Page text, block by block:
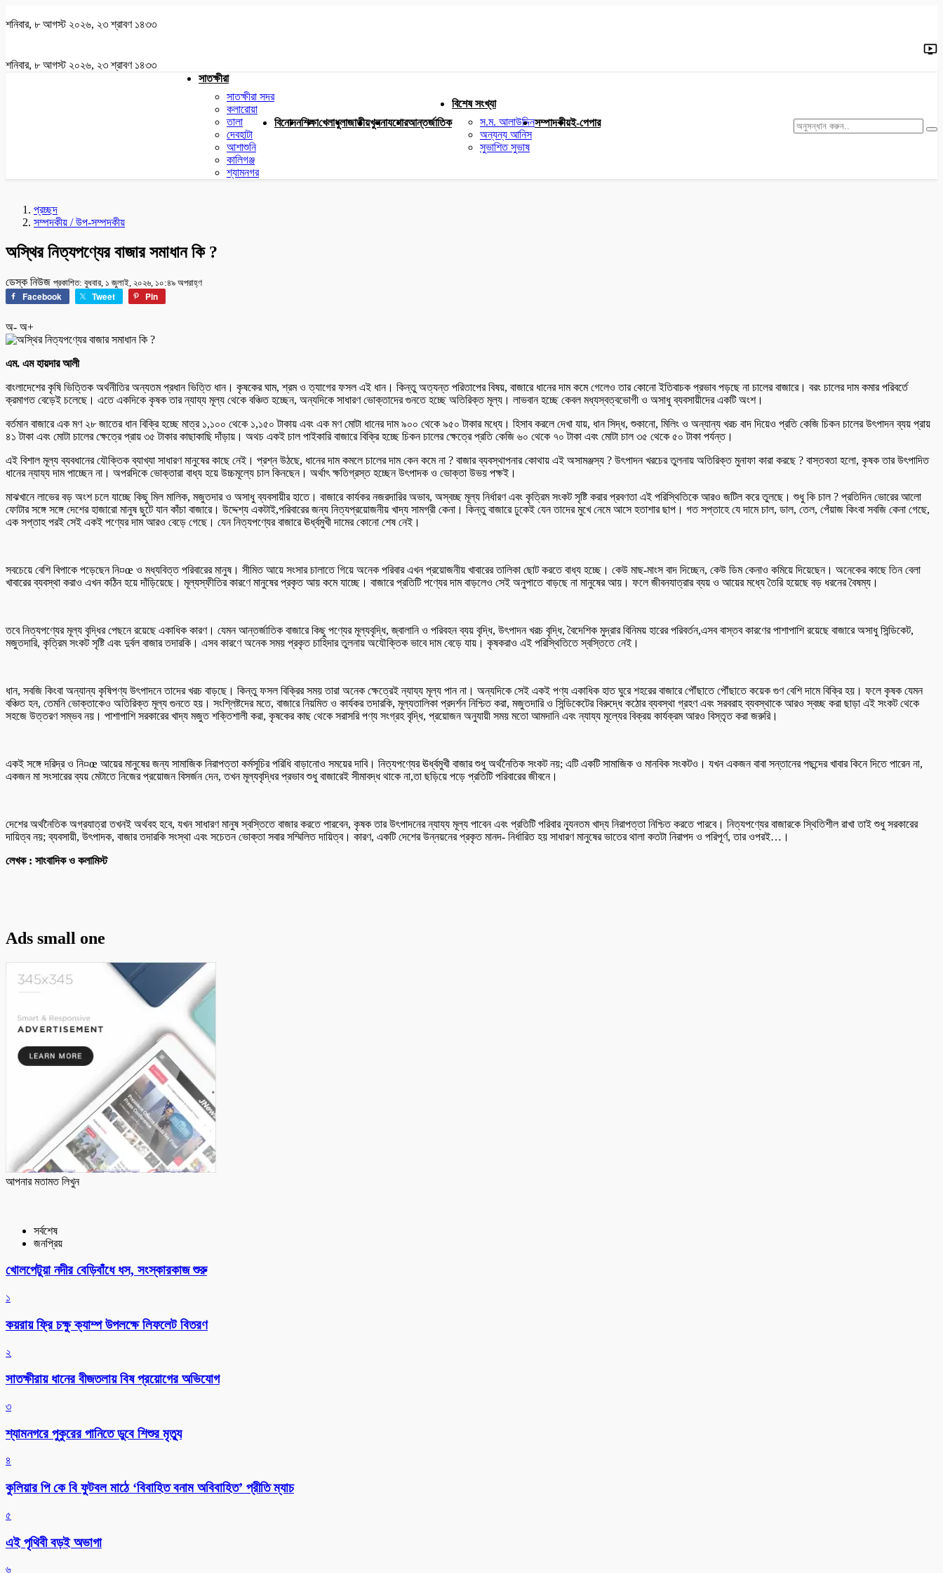
শনিবার, ৮ আগস্ট ২০২৬, ২৩ শ্রাবণ ১৪৩৩
শনিবার, ৮ আগস্ট ২০২৬, ২৩ শ্রাবণ ১৪৩৩
সাতক্ষীরা
সাতক্ষীরা সদর
কলারোয়া
তালা
দেবহাটা
আশাশুনি
কালিগঞ্জ
শ্যামনগর
বিনোদনশিক্ষাখেলাধুলাজাতীয়খুলনাযশোরআন্তর্জাতিক
বিশেষ সংখ্যা
স.ম. আলাউদ্দিন
অন্যন্য আনিস
সুভাশিত সুভাষ
সম্পাদকীয়ই-পেপার
প্রচ্ছদ
সম্পদকীয় / উপ-সম্পদকীয়
অস্থির নিত্যপণ্যের বাজার সমাধান কি ?
ডেস্ক নিউজ প্রকাশিত: বুধবার, ১ জুলাই, ২০২৬, ১০:৪৯ অপরাহ্ণ
Facebook Tweet Pin
অ- অ+
এম. এম হায়দার আলী
বাংলাদেশের কৃষি ভিত্তিক অর্থনীতির অন্যতম প্রধান ভিত্তি ধান। কৃষকের ঘাম, শ্রম ও ত্যাগের ফসল এই ধান। কিন্তু অত্যন্ত পরিতাপের বিষয়, বাজারে ধানের দাম কমে গেলেও তার কোনো ইতিবাচক প্রভাব পড়ছে না চালের বাজারে। বরং চালের দাম কমার পরিবর্তে
ক্রমাগত বেড়েই চলেছে। এতে একদিকে কৃষক তার ন্যায্য মূল্য থেকে বঞ্চিত হচ্ছেন, অন্যদিকে সাধারণ ভোক্তাদের গুনতে হচ্ছে অতিরিক্ত মূল্য। লাভবান হচ্ছে কেবল মধ্যস্বত্বভোগী ও অসাধু ব্যবসায়ীদের একটি অংশ।
বর্তমান বাজারে এক মণ ২৮ জাতের ধান বিক্রি হচ্ছে মাত্র ১,১০০ থেকে ১,১৫০ টাকায় এবং এক মণ মোটা ধানের দাম ৯০০ থেকে ৯৫০ টাকার মধ্যে। হিসাব করলে দেখা যায়, ধান সিদ্ধ, শুকানো, মিলিং ও অন্যান্য খরচ বাদ দিয়েও প্রতি কেজি চিকন চালের উৎপাদন ব্যয় প্রায়
৪১ টাকা এবং মোটা চালের ক্ষেত্রে প্রায় ৩৫ টাকার কাছাকাছি দাঁড়ায়। অথচ একই চাল পাইকারি বাজারে বিক্রি হচ্ছে চিকন চালের ক্ষেত্রে প্রতি কেজি ৬০ থেকে ৭০ টাকা এবং মোটা চাল ৩৫ থেকে ৫০ টাকা পর্যন্ত।
এই বিশাল মূল্য ব্যবধানের যৌক্তিক ব্যাখ্যা সাধারণ মানুষের কাছে নেই। প্রশ্ন উঠছে, ধানের দাম কমলে চালের দাম কেন কমে না ? বাজার ব্যবস্থাপনার কোথায় এই অসামঞ্জস্য ? উৎপাদন খরচের তুলনায় অতিরিক্ত মুনাফা কারা করছে ? বাস্তবতা হলো, কৃষক তার উৎপাদিত
ধানের ন্যায্য দাম পাচ্ছেন না। অপরদিকে ভোক্তারা বাধ্য হয়ে উচ্চমূল্যে চাল কিনছেন। অর্থাৎ ক্ষতিগ্রস্ত হচ্ছেন উৎপাদক ও ভোক্তা উভয় পক্ষই।
মাঝখানে লাভের বড় অংশ চলে যাচ্ছে কিছু মিল মালিক, মজুতদার ও অসাধু ব্যবসায়ীর হাতে। বাজারে কার্যকর নজরদারির অভাব, অস্বচ্ছ মূল্য নির্ধারণ এবং কৃত্রিম সংকট সৃষ্টি করার প্রবণতা এই পরিস্থিতিকে আরও জটিল করে তুলছে। শুধু কি চাল ? প্রতিদিন ভোরের আলো
ফোটার সঙ্গে সঙ্গে দেশের হাজারো মানুষ ছুটে যান কাঁচা বাজারে। উদ্দেশ্য একটাই,পরিবারের জন্য নিত্যপ্রয়োজনীয় খাদ্য সামগ্রী কেনা। কিন্তু বাজারে ঢুকেই যেন তাদের মুখে নেমে আসে হতাশার ছাপ। গত সপ্তাহে যে দামে চাল, ডাল, তেল, পেঁয়াজ কিংবা সবজি কেনা গেছে,
এক সপ্তাহ পরই সেই একই পণ্যের দাম আরও বেড়ে গেছে। যেন নিত্যপণ্যের বাজারে ঊর্ধ্বমুখী দামের কোনো শেষ নেই।
সবচেয়ে বেশি বিপাকে পড়েছেন নি¤œ ও মধ্যবিত্ত পরিবারের মানুষ। সীমিত আয়ে সংসার চালাতে গিয়ে অনেক পরিবার এখন প্রয়োজনীয় খাবারের তালিকা ছোট করতে বাধ্য হচ্ছে। কেউ মাছ-মাংস বাদ দিচ্ছেন, কেউ ডিম কেনাও কমিয়ে দিয়েছেন। অনেকের কাছে তিন বেলা
খাবারের ব্যবস্থা করাও এখন কঠিন হয়ে দাঁড়িয়েছে। মূল্যস্ফীতির কারণে মানুষের প্রকৃত আয় কমে যাচ্ছে। বাজারে প্রতিটি পণ্যের দাম বাড়লেও সেই অনুপাতে বাড়ছে না মানুষের আয়। ফলে জীবনযাত্রার ব্যয় ও আয়ের মধ্যে তৈরি হয়েছে বড় ধরনের বৈষম্য।
তবে নিত্যপণ্যের মূল্য বৃদ্ধির পেছনে রয়েছে একাধিক কারণ। যেমন আন্তর্জাতিক বাজারে কিছু পণ্যের মূল্যবৃদ্ধি, জ্বালানি ও পরিবহন ব্যয় বৃদ্ধি, উৎপাদন খরচ বৃদ্ধি, বৈদেশিক মুদ্রার বিনিময় হারের পরিবর্তন,এসব বাস্তব কারণের পাশাপাশি রয়েছে বাজারে অসাধু সিন্ডিকেট,
মজুতদারি, কৃত্রিম সংকট সৃষ্টি এবং দুর্বল বাজার তদারকি। এসব কারণে অনেক সময় প্রকৃত চাহিদার তুলনায় অযৌক্তিক ভাবে দাম বেড়ে যায়। কৃষকরাও এই পরিস্থিতিতে স্বস্তিতে নেই।
ধান, সবজি কিংবা অন্যান্য কৃষিপণ্য উৎপাদনে তাদের খরচ বাড়ছে। কিন্তু ফসল বিক্রির সময় তারা অনেক ক্ষেত্রেই ন্যায্য মূল্য পান না। অন্যদিকে সেই একই পণ্য একাধিক হাত ঘুরে শহরের বাজারে পৌঁছাতে পৌঁছাতে কয়েক গুণ বেশি দামে বিক্রি হয়। ফলে কৃষক যেমন
বঞ্চিত হন, তেমনি ভোক্তাকেও অতিরিক্ত মূল্য গুনতে হয়। সংশ্লিষ্টদের মতে, বাজারে নিয়মিত ও কার্যকর তদারকি, মূল্যতালিকা প্রদর্শন নিশ্চিত করা, মজুতদারি ও সিন্ডিকেটের বিরুদ্ধে কঠোর ব্যবস্থা গ্রহণ এবং সরবরাহ ব্যবস্থাকে আরও স্বচ্ছ করা ছাড়া এই সংকট থেকে
সহজে উত্তরণ সম্ভব নয়। পাশাপাশি সরকারের খাদ্য মজুত শক্তিশালী করা, কৃষকের কাছ থেকে সরাসরি পণ্য সংগ্রহ বৃদ্ধি, প্রয়োজন অনুযায়ী সময় মতো আমদানি এবং ন্যায্য মূল্যের বিক্রয় কার্যক্রম আরও বিস্তৃত করা জরুরি।
একই সঙ্গে দরিদ্র ও নি¤œ আয়ের মানুষের জন্য সামাজিক নিরাপত্তা কর্মসূচির পরিধি বাড়ানোও সময়ের দাবি। নিত্যপণ্যের ঊর্ধ্বমুখী বাজার শুধু অর্থনৈতিক সংকট নয়; এটি একটি সামাজিক ও মানবিক সংকটও। যখন একজন বাবা সন্তানের পছন্দের খাবার কিনে দিতে পারেন না,
একজন মা সংসারের ব্যয় মেটাতে নিজের প্রয়োজন বিসর্জন দেন, তখন মূল্যবৃদ্ধির প্রভাব শুধু বাজারেই সীমাবদ্ধ থাকে না,তা ছড়িয়ে পড়ে প্রতিটি পরিবারের জীবনে।
দেশের অর্থনৈতিক অগ্রযাত্রা তখনই অর্থবহ হবে, যখন সাধারণ মানুষ স্বস্তিতে বাজার করতে পারবেন, কৃষক তার উৎপাদনের ন্যায্য মূল্য পাবেন এবং প্রতিটি পরিবার ন্যূনতম খাদ্য নিরাপত্তা নিশ্চিত করতে পারবে। নিত্যপণ্যের বাজারকে স্থিতিশীল রাখা তাই শুধু সরকারের
দায়িত্ব নয়; ব্যবসায়ী, উৎপাদক, বাজার তদারকি সংস্থা এবং সচেতন ভোক্তা সবার সম্মিলিত দায়িত্ব। কারণ, একটি দেশের উন্নয়নের প্রকৃত মানদ- নির্ধারিত হয় সাধারণ মানুষের ভাতের থালা কতটা নিরাপদ ও পরিপূর্ণ, তার ওপরই…।
লেখক : সাংবাদিক ও কলামিস্ট
Ads small one
আপনার মতামত লিখুন
সর্বশেষ
জনপ্রিয়
খোলপেটুয়া নদীর বেড়িবাঁধে ধস, সংস্কারকাজ শুরু
১
কয়রায় ফ্রি চক্ষু ক্যাম্প উপলক্ষে লিফলেট বিতরণ
২
সাতক্ষীরায় ধানের বীজতলায় বিষ প্রয়োগের অভিযোগ
৩
শ্যামনগরে পুকুরের পানিতে ডুবে শিশুর মৃত্যু
৪
কুলিয়ার পি কে বি ফুটবল মাঠে ‘বিবাহিত বনাম অবিবাহিত’ প্রীতি ম্যাচ
৫
এই পৃথিবী বড়ই অভাগা
৬